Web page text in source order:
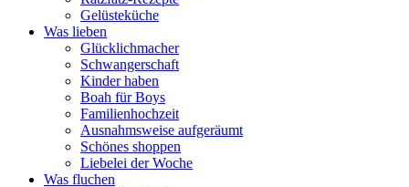
Gelüsteküche
Was lieben
Glücklichmacher
Schwangerschaft
Kinder haben
Boah für Boys
Familienhochzeit
Ausnahmsweise aufgeräumt
Schönes shoppen
Liebelei der Woche
Was fluchen